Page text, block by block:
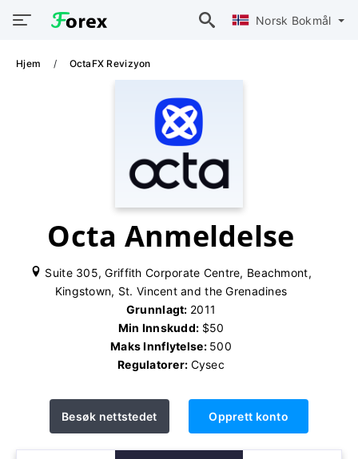
Norsk Bokmål
Hjem OctaFX Revizyon
Octa Anmeldelse
Suite 305, Griffith Corporate Centre, Beachmont,
Kingstown, St. Vincent and the Grenadines
Grunnlagt: 2011
Min Innskudd: $50
Maks Innflytelse: 500
Regulatorer: Cysec
Besøk nettstedet Opprett konto